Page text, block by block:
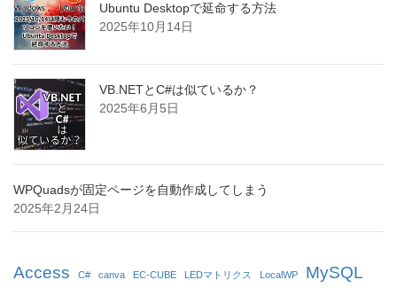
Ubuntu Desktopで延命する方法
2025年10月14日
VB.NETとC#は似ているか？
2025年6月5日
WPQuadsが固定ページを自動作成してしまう
2025年2月24日
Access C# canva EC-CUBE LEDマトリクス LocalWP MySQL